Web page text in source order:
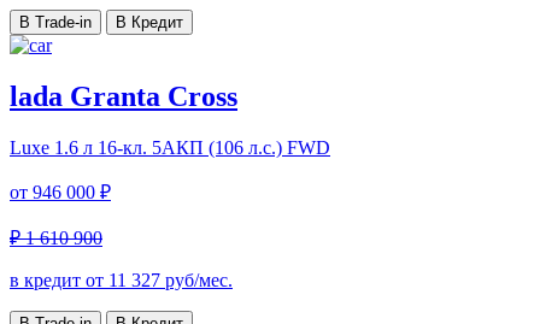
В Trade-in В Кредит
lada Granta Cross
Luxe 1.6 л 16-кл. 5АКП (106 л.с.) FWD
от 946 000 ₽
₽ 1 610 900
в кредит от 11 327 руб/мес.